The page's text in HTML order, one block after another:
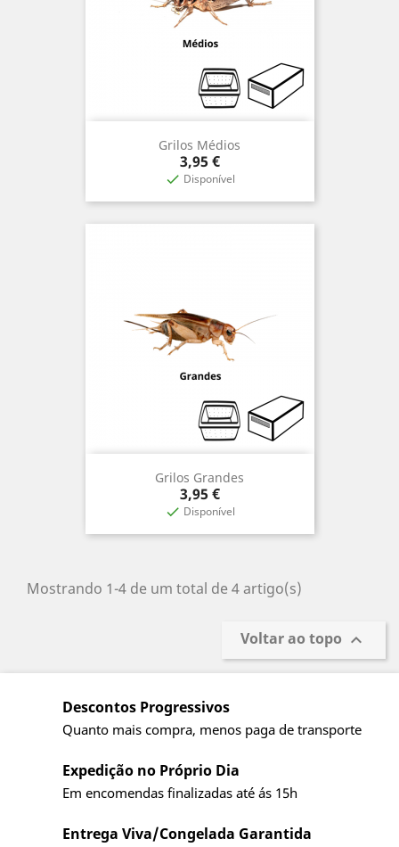
Grilos Médios
Preço
3,95 €
 Disponível
Grilos Grandes
Preço
3,95 €
 Disponível
Mostrando 1-4 de um total de 4 artigo(s)
Voltar ao topo 
Descontos Progressivos
Quanto mais compra, menos paga de transporte
Expedição no Próprio Dia
Em encomendas finalizadas até ás 15h
Entrega Viva/Congelada Garantida